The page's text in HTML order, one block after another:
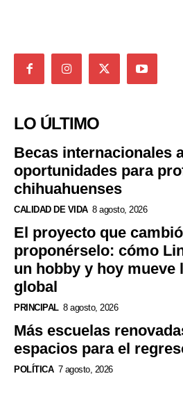
LO ÚLTIMO
Becas internacionales
oportunidades para
chihuahuenses
CALIDAD DE VIDA 8 agosto, 2026
El proyecto que
proponérselo: cómo
un hobby y hoy mueve
global
PRINCIPAL 8 agosto, 2026
Más escuelas
espacios para el
POLÍTICA 7 agosto, 2026